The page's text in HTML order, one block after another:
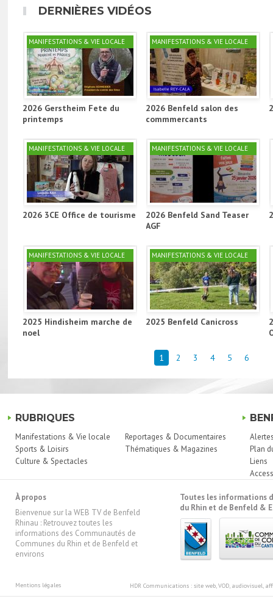
DERNIÈRES VIDÉOS
MANIFESTATIONS & VIE LOCALE
2026 Gerstheim Fete du
printemps
MANIFESTATIONS & VIE LOCALE
2026 Benfeld salon des
commmercants
MANIFESTATIONS & VIE LOCALE
2026 3CE Office de tourisme
MANIFESTATIONS & VIE LOCALE
2026 Benfeld Sand Teaser
AGF
MANIFESTATIONS & VIE LOCALE
2025 Hindisheim marche de
noel
MANIFESTATIONS & VIE LOCALE
2025 Benfeld Canicross
1 2 3 4 5 6
RUBRIQUES
Manifestations & Vie locale
Sports & Loisirs
Culture & Spectacles
Reportages & Documentaires
Thématiques & Magazines
Plan
Liens
À propos
Bienvenue sur la WEB TV de Benfeld
Rhinau : Retrouvez toutes les
informations des Communautés de
Communes du Rhin et de Benfeld et
environs
Toutes les informations
du Rhin et de Benfeld &
Mentions légales HDR Communications : site web, VOD, audiovisuel,